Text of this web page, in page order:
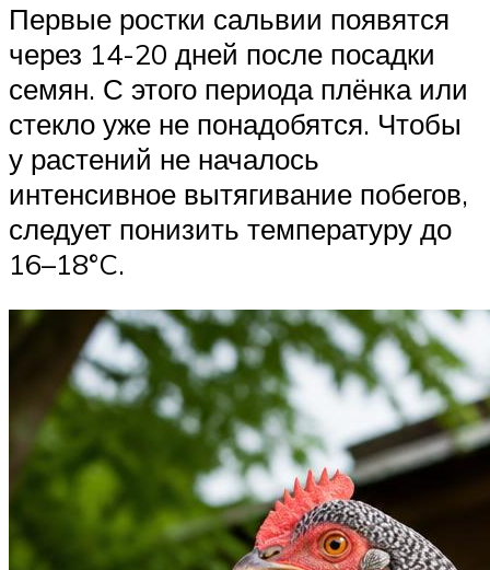
Первые ростки сальвии появятся
через 14-20 дней после посадки
семян. С этого периода плёнка или
стекло уже не понадобятся. Чтобы
у растений не началось
интенсивное вытягивание побегов,
следует понизить температуру до
16–18°C.